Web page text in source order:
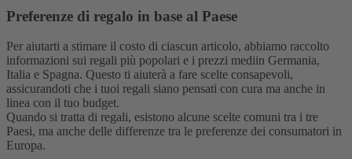
Preferenze di regalo in base al Paese
Per aiutarti a stimare il costo di ciascun articolo, abbiamo raccolto
informazioni sui regali più popolari e i prezzi mediin Germania,
Italia e Spagna. Questo ti aiuterà a fare scelte consapevoli,
assicurandoti che i tuoi regali siano pensati con cura ma anche in
linea con il tuo budget.
Quando si tratta di regali, esistono alcune scelte comuni tra i tre
Paesi, ma anche delle differenze tra le preferenze dei consumatori in
Europa.